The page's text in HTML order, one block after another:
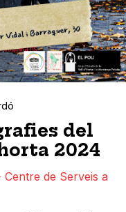
del
2024
de Serveis a